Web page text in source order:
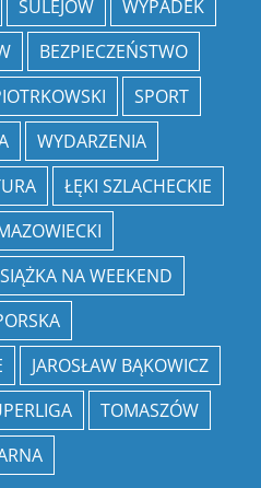
SULEJÓW
WYPADEK
BEZPIECZEŃSTWO
SPORT
WYDARZENIA
ŁĘKI SZLACHECKIE
NA WEEKEND
JAROSŁAW BĄKOWICZ
TOMASZÓW